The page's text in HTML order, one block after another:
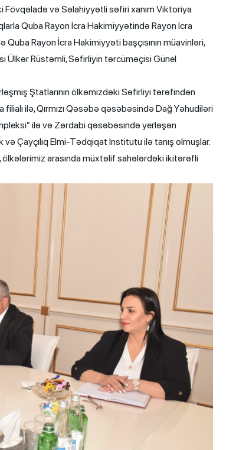
və Səlahiyyətli səfiri xanım Viktoriya
Quba Rayon İcra Hakimiyyətində Rayon İcra
Rayon İcra Hakimiyyəti başçısının müavinləri,
Ülkər Rüstəmli, Səfirliyin tərcüməçisi Günel
Ştatlarının ölkəmizdəki Səfirliyi tərəfindən
ilə, Qırmızı Qəsəbə qəsəbəsində Dağ Yəhudiləri
ilə və Zərdabi qəsəbəsində yerləşən
Çayçılıq Elmi-Tədqiqat İnstitutu ilə tanış olmuşlar.
arasında müxtəlif sahələrdəki ikitərəfli